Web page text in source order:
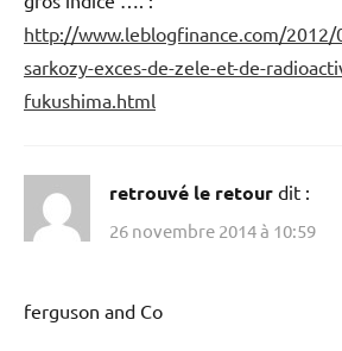
http://www.leblogfinance.com/2012/
sarkozy-exces-de-zele-et-de-
fukushima.html
retrouvé le retour dit :
26 novembre 2014 à 10:59
ferguson and Co